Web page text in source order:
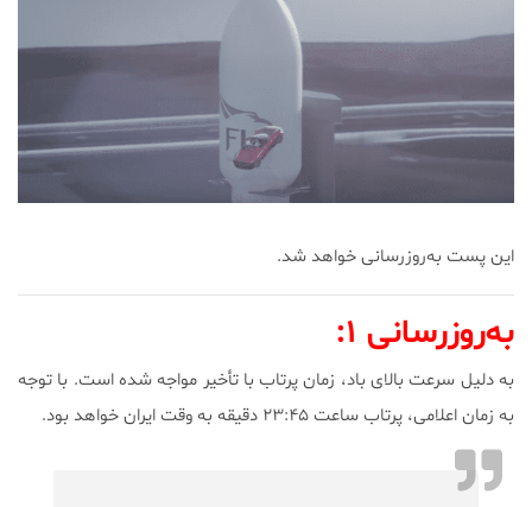
این پست به‌روزرسانی خواهد شد.
به‌روزرسانی ۱:
به دلیل سرعت بالای باد، زمان پرتاب با تأخیر مواجه شده است. با توجه
به زمان اعلامی، پرتاب ساعت ۲۳:۴۵ دقیقه به وقت ایران خواهد بود.